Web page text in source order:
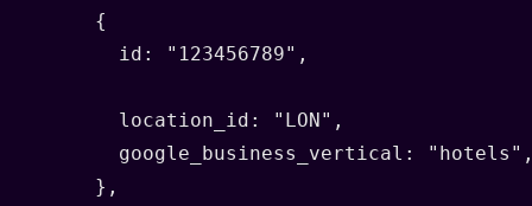
      {
        id: "123456789",
        location_id: "LON",
google_business_vertical:
      },